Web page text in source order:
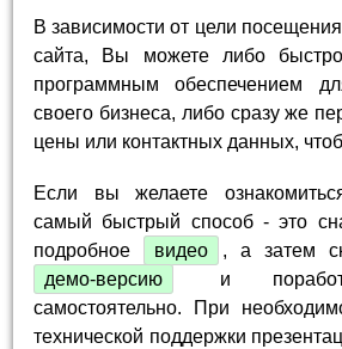
В зависимости от цели
сайта, Вы можете либо
программным обеспечением
своего бизнеса, либо сразу же
цены или контактных данных,
Если вы желаете
самый быстрый способ - это
подробное
видео
, а затем
демо-версию
и
самостоятельно. При
технической поддержки